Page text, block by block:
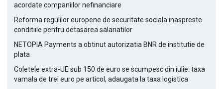
acordate companiilor nefinanciare
Reforma regulilor europene de securitate sociala inaspreste
conditiile pentru detasarea salariatilor
NETOPIA Payments a obtinut autorizatia BNR de institutie de
plata
Coletele extra-UE sub 150 de euro se scumpesc din iulie: taxa
vamala de trei euro pe articol, adaugata la taxa logistica